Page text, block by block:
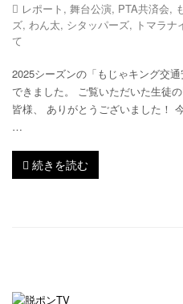
レポート , 舞台公演, PTA共済会,
ズ, わん太, シタッパーズ, トマラナ
て
2025シーズンの「もじゃキング交
できました。 ご覧いただいた生徒
皆様、 ありがとうございました！
…
続きを読む